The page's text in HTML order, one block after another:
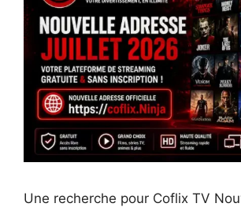
Une recherche pour Coflix TV